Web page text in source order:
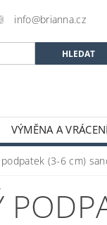
info@brianna.cz
VÝMĚNA A
(3-6 cm)